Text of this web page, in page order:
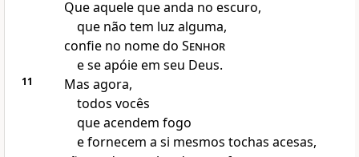
Que aquele que anda no escuro,
que não tem luz alguma,
confie no nome do Senhor
e se apóie em seu Deus.
11
Mas agora,
todos vocês
que acendem fogo
e fornecem a si mesmos tochas acesas,